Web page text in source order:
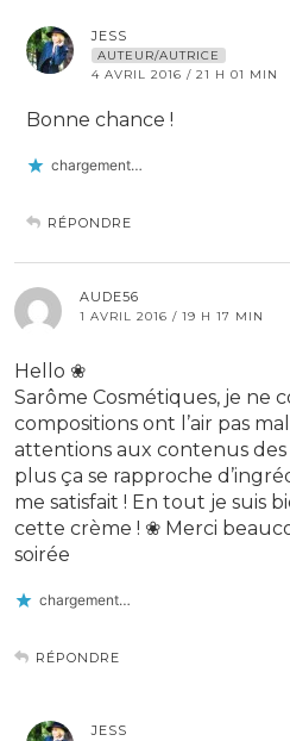
JESS
AUTEUR/AUTRICE
4 AVRIL 2016 / 21 H 01 MIN
Bonne chance !
chargement…
RÉPONDRE
AUDE56
1 AVRIL 2016 / 19 H 17 MIN
Hello ❀
Sarôme Cosmétiques, je ne
compositions ont l’air pas
attentions aux contenus des
plus ça se rapproche
me satisfait ! En tout je suis
cette crème ! ❀ Merci
soirée
chargement…
RÉPONDRE
JESS